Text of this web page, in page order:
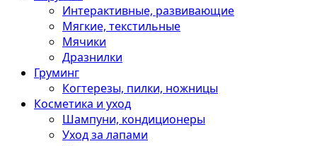
Интерактивные, развивающие
Мягкие, текстильные
Мячики
Дразнилки
Груминг
Когтерезы, пилки, ножницы
Косметика и уход
Шампуни, кондиционеры
Уход за лапами